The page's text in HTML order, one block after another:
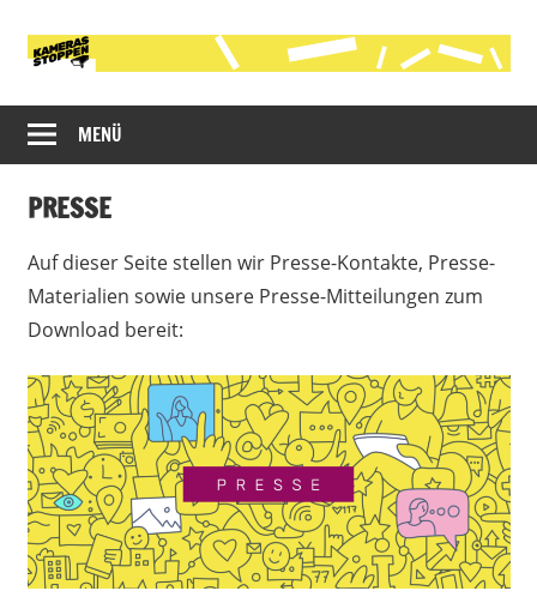
Inhalt
Kameras
stoppen!
gegen
die
Videobeobachtung
öffentlichen
Raum
in
MENÜ
PRESSE
Auf dieser Seite stellen wir Presse-Kontakte, Presse-
Materialien sowie unsere Presse-Mitteilungen zum
Download bereit: